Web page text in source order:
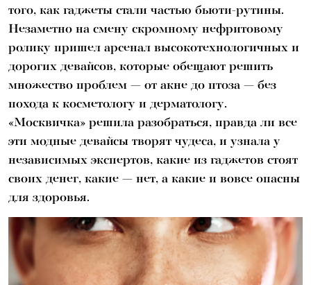
того, как гаджеты стали частью бьюти-рутины.
Незаметно на смену скромному нефритовому
ролику пришел арсенал высокотехнологичных и
дорогих девайсов, которые обещают решить
множество проблем — от акне до птоза — без
похода к косметологу и дерматологу.
«Москвичка» решила разобраться, правда ли все
эти модные девайсы творят чудеса, и узнала у
независимых экспертов, какие из гаджетов стоят
своих денег, какие — нет, а какие и вовсе опасны
для здоровья.